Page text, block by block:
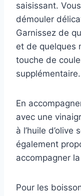
saisissant.
démouler
Garnissez de
et de quelques
touche de
supplémentaire.
En
avec une
à l’huile
également
accompagner
Pour les